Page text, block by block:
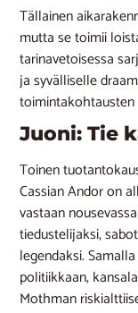
Tällainen
mutta se toimii
tarinavetoisessa
ja syvälliselle
toimintakohtausten
Juoni: Tie
Toinen
Cassian Andor on
vastaan
tiedustelijaksi,
legendaksi.
politiikkaan,
Mothman